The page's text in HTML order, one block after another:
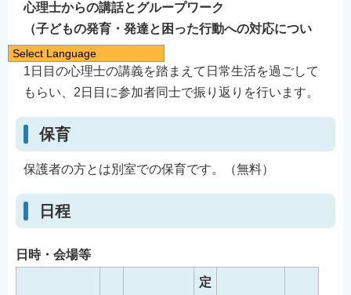
心理士からの講話とグループワーク
（子どもの発育・発達と困った行動への対応につい
て）
1日目の心理士の講義を踏まえて日常生活を過ごして
もらい、2日目に参加者同士で振り返りを行います。
保育
保護者の方とは別室での保育です。（無料）
日程
日時・会場等
定
Select Language
日本語
English
简体中文
繁體中文
한국어
नेपाली
Filipino